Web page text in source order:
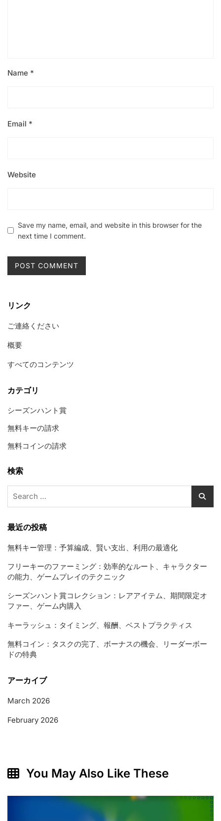
Name *
Email *
Website
Save my name, email, and website in this browser for the
next time I comment.
リンク
ご連絡ください
概要
すべてのコンテンツ
カテゴリ
シーズンハント賞
無料キーの請求
無料コインの請求
検索
最近の投稿
無料キー管理：予算編成、賢い支出、利用の最適化
フリーキーのファーミング：効率的なルート、キャラクター
の能力、ゲームプレイのテクニック
シーズンハント賞コレクション：レアアイテム、期間限定オ
ファー、ゲーム内購入
キーラッシュ：タイミング、報酬、ベストプラクティス
無料コイン：タスクの完了、ボーナスの機会、リーダーボー
ドの特典
アーカイブ
March 2026
February 2026
You May Also Like These